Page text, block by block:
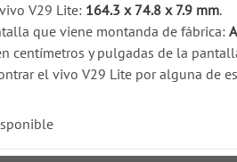
V29 Lite: 164.3 x 74.8 x 7.9 mm.
que viene montanda de fábrica:
centímetros y pulgadas de la
el vivo V29 Lite por alguna de